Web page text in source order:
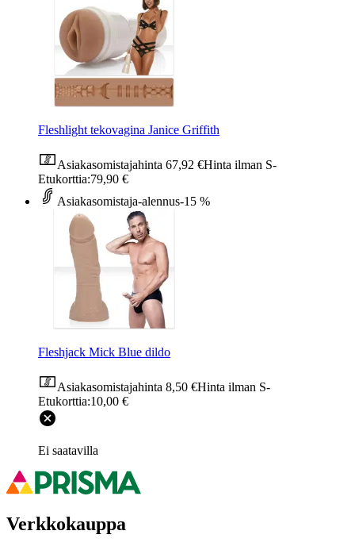
Fleshlight tekovagina Janice Griffith
Asiakasomistajahinta 67,92 €Hinta ilman S-
Etukorttia:79,90 €
Asiakasomistaja-alennus-15 %
Fleshjack Mick Blue dildo
Asiakasomistajahinta 8,50 €Hinta ilman S-
Etukorttia:10,00 €
Ei saatavilla
Verkkokauppa